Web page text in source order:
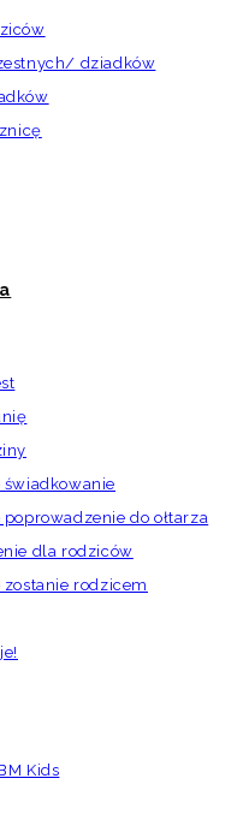
dziadków
świadkowanie
do ołtarza
dla rodziców
rodzicem
Kids